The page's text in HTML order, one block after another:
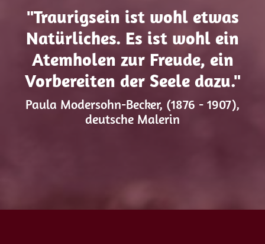
"Traurigsein ist wohl etwas
Natürliches. Es ist wohl ein
Atemholen zur Freude, ein
Vorbereiten der Seele dazu."
Paula Modersohn-Becker, (1876 - 1907),
deutsche Malerin